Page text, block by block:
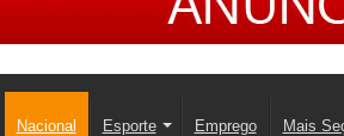
Nacional Esporte Emprego Mais